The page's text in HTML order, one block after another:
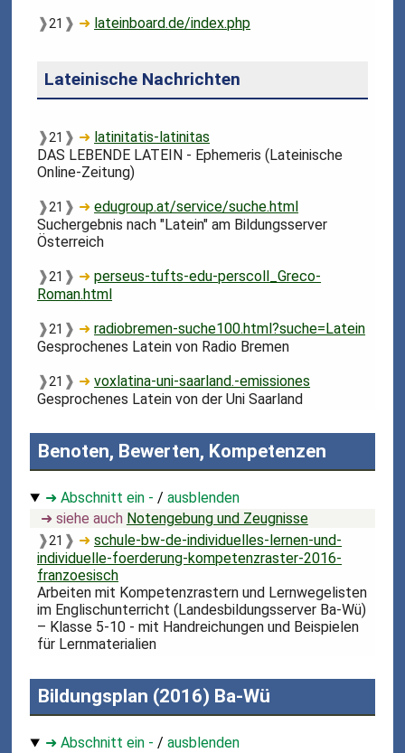
❱21 ❱ ➜ lateinboard.de/index.php
Lateinische Nachrichten
❱21 ❱ ➜ latinitatis-latinitas
DAS LEBENDE LATEIN - Ephemeris (Lateinische
Online-Zeitung)
❱21 ❱ ➜edugroup.at/service/suche.html
Suchergebnis nach "Latein" am Bildungsserver
Österreich
❱21 ❱ ➜perseus-tufts-edu-perscoll_Greco-
Roman.html
❱21 ❱ ➜radiobremen-suche100.html?suche=Latein
Gesprochenes Latein von Radio Bremen
❱21 ❱ ➜voxlatina-uni-saarland.-emissiones
Gesprochenes Latein von der Uni Saarland
Benoten, Bewerten, Kompetenzen
➜ Abschnitt ein - /ausblenden
➜ siehe auch Notengebung und Zeugnisse
❱21 ❱ ➜schule-bw-de-individuelles-lernen-und-
individuelle-foerderung-kompetenzraster-2016-
franzoesisch
Arbeiten mit Kompetenzrastern und Lernwegelisten
im Englischunterricht (Landesbildungsserver Ba-Wü)
– Klasse 5-10 - mit Handreichungen und Beispielen
für Lernmaterialien
Bildungsplan (2016) Ba-Wü
➜ Abschnitt ein - /ausblenden